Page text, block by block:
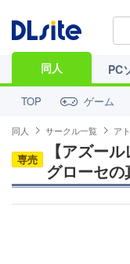
同人 PC
TOP ゲーム
同人 サークル一覧 ア
専売
【アズー
グローセ